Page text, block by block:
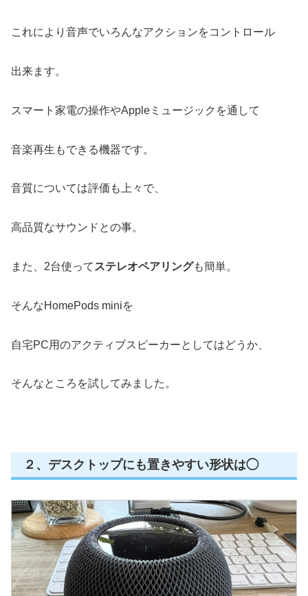
これにより音声でいろんなアクションをコントロール
出来ます。
スマート家電の操作やAppleミュージックを通して
音楽再生もできる機器です。
音質については評価も上々で、
高品質なサウンドとの事。
また、2台使って ステレオペアリングも簡単。
そんなHomePods miniを
自宅PC用のアクティブスピーカーとしてはどうか、
そんなところを試してみました。
２、デスクトップにも置きやすい形状は◯